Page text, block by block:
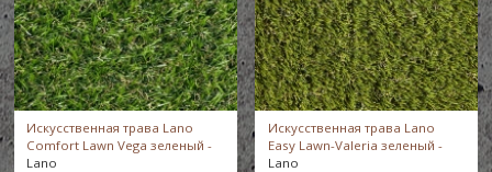
Искусственная трава Lano
Comfort Lawn Vega зеленый -
Lano
Искусственная трава Lano
Easy Lawn-Valeria зеленый -
Lano